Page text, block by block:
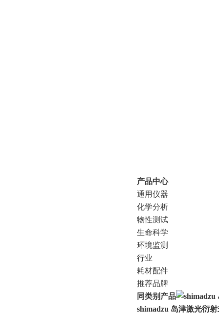
产品中心
通用仪器
化学分析
物性测试
生命科学
环境监测
行业
耗材配件
推荐品牌
同类别产品
shimadzu 岛津激光衍